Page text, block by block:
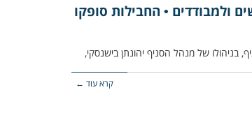
ולמבודדים • החבילות סופקו
בניהולו של מנהל הסניף יהונתן בישנסקי,
קרא עוד ←